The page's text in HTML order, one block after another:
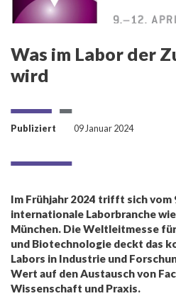
Was im Labor der
wird
Publiziert 09 Januar 2024
Im Frühjahr 2024 trifft sich vom
internationale Laborbranche
München. Die Weltleitmesse
und Biotechnologie deckt das
Labors in Industrie und
Wert auf den Austausch von
Wissenschaft und Praxis.